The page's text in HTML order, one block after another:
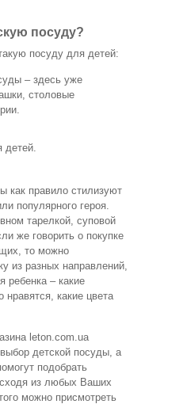
посуду?
посуду для детей:
– здесь уже
столовые
как правило стилизуют
популярного героя.
тарелкой, суповой
же говорить о покупке
то можно
из разных направлений,
ребенка – какие
нравятся, какие цвета
leton com ua
детской посуды, а
подобрать
из любых Ваших
можно присмотреть